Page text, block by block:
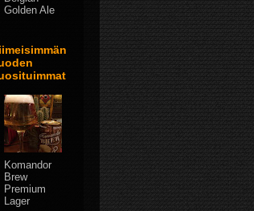
Golden Ale
Komandor
Brew
Premium
Lager